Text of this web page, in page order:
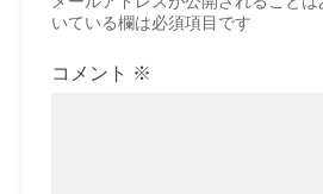
いている欄は必須項目です
コメント ※